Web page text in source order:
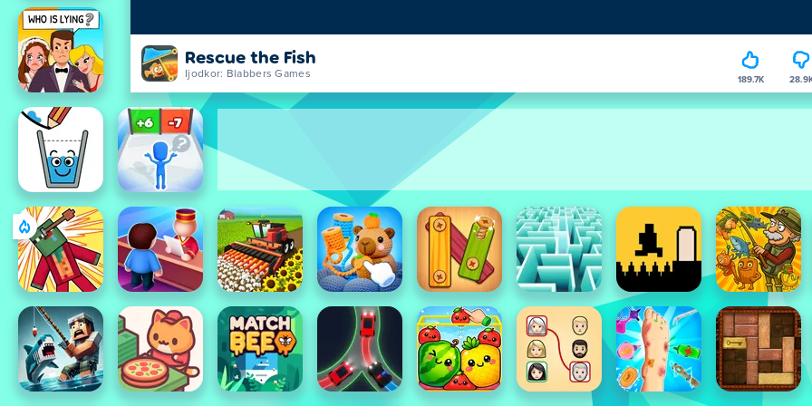
Rescue the Fish
Ijodkor: Blabbers Games 189.7K